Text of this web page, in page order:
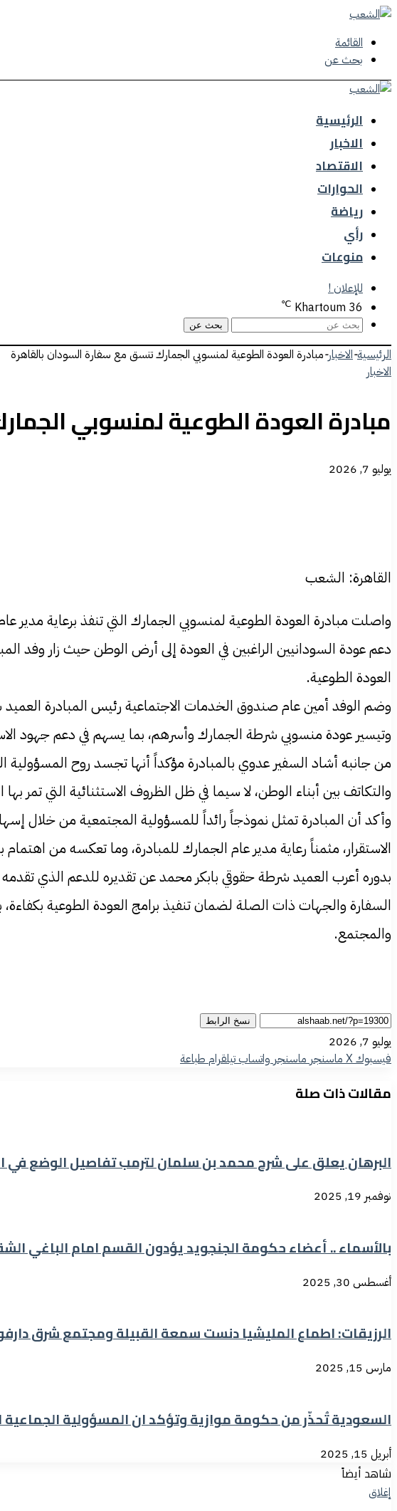
القائمة
بحث عن
الرئيسية
الاخبار
الاقتصاد
الحوارات
رياضة
رأي
منوعات
للإعلان !
Khartoum 36
℃
بحث عن
الرئيسية-الاخبار-مبادرة العودة الطوعية لمنسوبي الجمارك تنسق مع سفارة السودان بالقاهرة
الاخبار
مبادرة العودة الطوعية لمنسوبي
يوليو 7, 2026
القاهرة: الشعب
واصلت مبادرة العودة الطوعية لمنسوبي الجمارك التي تنفذ برعاية مدير
دعم عودة السودانيين الراغبين في العودة إلى أرض الوطن حيث زار وفد
العودة الطوعية.
وضم الوفد أمين عام صندوق الخدمات الاجتماعية رئيس المبادرة
وتيسير عودة منسوبي شرطة الجمارك وأسرهم، بما يسهم في دعم جهود
من جانبه أشاد السفير عدوي بالمبادرة مؤكداً أنها تجسد روح
والتكاتف بين أبناء الوطن، لا سيما في ظل الظروف الاستثنائية التي تمر بها
وأكد أن المبادرة تمثل نموذجاً رائداً للمسؤولية المجتمعية من خلال
الاستقرار، مثمناً رعاية مدير عام الجمارك للمبادرة، وما تعكسه من اهتمام
بدوره أعرب العميد شرطة حقوقي بابكر محمد عن تقديره للدعم الذي
السفارة والجهات ذات الصلة لضمان تنفيذ برامج العودة الطوعية
والمجتمع.
نسخ الرابط
يوليو 7, 2026
فيسبوك‫Xماسنجر ماسنجر واتسابتيلقرامطباعة
مقالات ذات صلة
البرهان يعلق على شرح محمد بن سلمان لترمب تفاصيل الوضع في
نوفمبر 19, 2025
بالأسماء .. أعضاء حكومة الجنجويد يؤدون القسم امام الباغي
أغسطس 30, 2025
الرزيقات: اطماع المليشيا دنست سمعة القبيلة ومجتمع شرق
مارس 15, 2025
السعودية تُحذّر من حكومة موازية وتؤكد ان المسؤولية
أبريل 15, 2025
شاهد أيضاً
إغلاق